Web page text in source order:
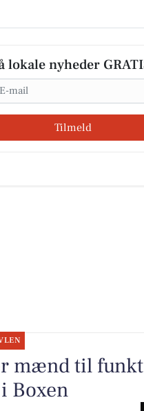
lokale nyheder
Tilmeld
mænd til
Boxen